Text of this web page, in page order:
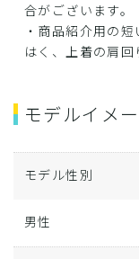
合がございます。
・商品紹介用の
はく、上着の肩回
モデルイメ
モデル性別
男性